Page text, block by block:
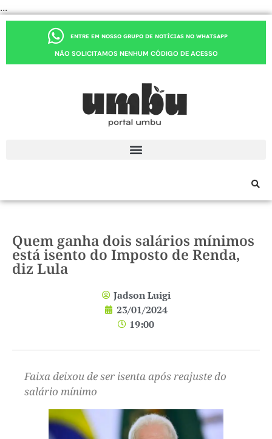
...
ENTRE EM NOSSO GRUPO DE NOTÍCIAS NO WHATSAPP
NÃO SOLICITAMOS NENHUM CÓDIGO DE ACESSO
Quem ganha dois salários mínimos
está isento do Imposto de Renda,
diz Lula
Jadson Luigi
23/01/2024
19:00
Faixa deixou de ser isenta após reajuste do
salário mínimo